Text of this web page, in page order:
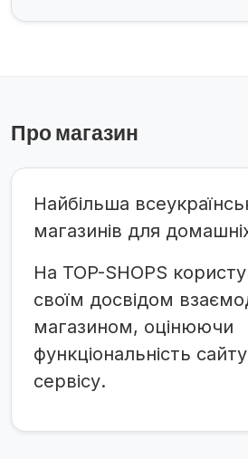
Про магазин
Найбільша
магазинів для
На TOP-SHOPS
своїм досвідом
магазином, оцінюючи
функціональність
сервісу.